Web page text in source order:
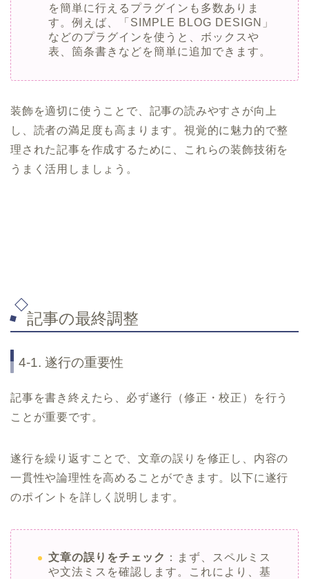
を簡単に行えるプラグインも多数ありま
す。例えば、「SIMPLE BLOG DESIGN」
などのプラグインを使うと、ボックスや
表、箇条書きなどを簡単に追加できます。
装飾を適切に使うことで、記事の読みやすさが向上
し、読者の満足度も高まります。視覚的に魅力的で整
理された記事を作成するために、これらの装飾技術を
うまく活用しましょう。
記事の最終調整
4-1. 遂行の重要性
記事を書き終えたら、必ず遂行（修正・校正）を行う
ことが重要です。
遂行を繰り返すことで、文章の誤りを修正し、内容の
一貫性や論理性を高めることができます。以下に遂行
のポイントを詳しく説明します。
文章の誤りをチェック ：まず、スペルミス
や文法ミスを確認します。これにより、基